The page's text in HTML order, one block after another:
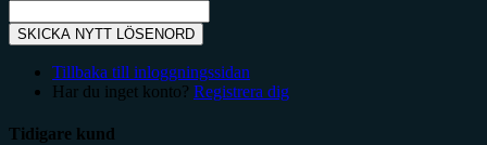
SKICKA NYTT LÖSENORD
Tillbaka till inloggningssidan
Har du inget konto? Registrera dig
Tidigare kund